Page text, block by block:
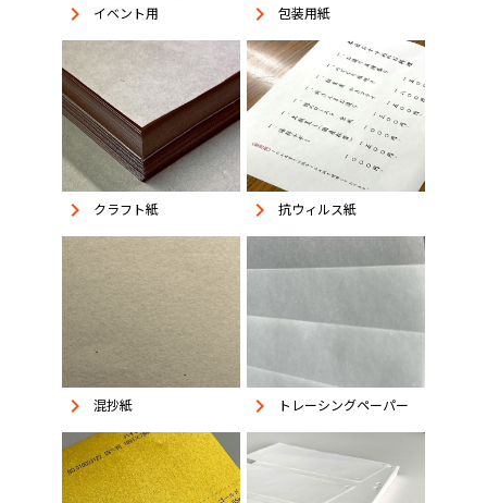
keyboard_arrow_right イベント用 keyboard_arrow_right 包装用紙
keyboard_arrow_right クラフト紙 keyboard_arrow_right 抗ウィルス紙
keyboard_arrow_right 混抄紙 keyboard_arrow_right トレーシングペーパー